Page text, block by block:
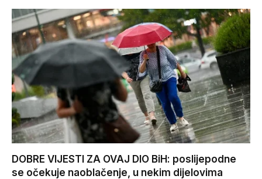
DOBRE VIJESTI ZA OVAJ DIO BiH: poslijepodne
se očekuje naoblačenje, u nekim dijelovima